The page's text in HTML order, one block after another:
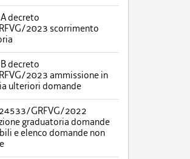
decreto
2023 scorrimento
decreto
2023 ammissione in
ulteriori domande
GRFVG/2022
graduatoria domande
e elenco domande non